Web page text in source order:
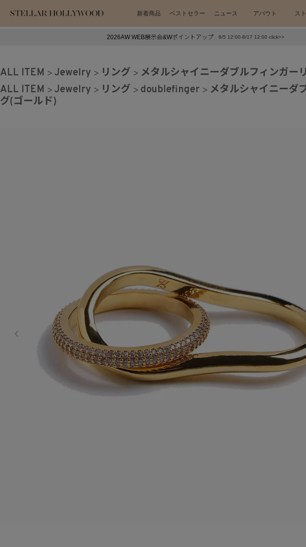
新着商品 ベストセラー ニュース アバウト ス
#スタッフイチ押し（通勤パールアクセ） ＃写真映えアクセ
2026AW WEB展示会&Wポイントアップ 8/5 12:00-8/17 12:00 click>>
ALL ITEM Jewelry リング
メタルシャイニーダブルフィンガー
ALL ITEM
Jewelry リング doublefinger
メタルシャイニーダ
グ(ゴールド)